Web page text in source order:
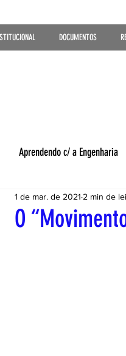
DOCUMENTOS
Aprendendo c/ a Engenharia
O
1 de mar. de 2021 2 min de